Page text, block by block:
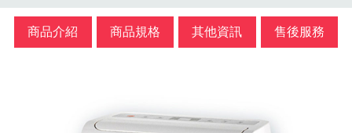
商品介紹 商品規格 其他資訊 售後服務